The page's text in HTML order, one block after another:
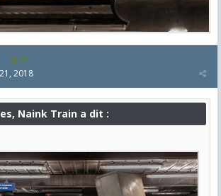
87
2018
Naink Train a dit :